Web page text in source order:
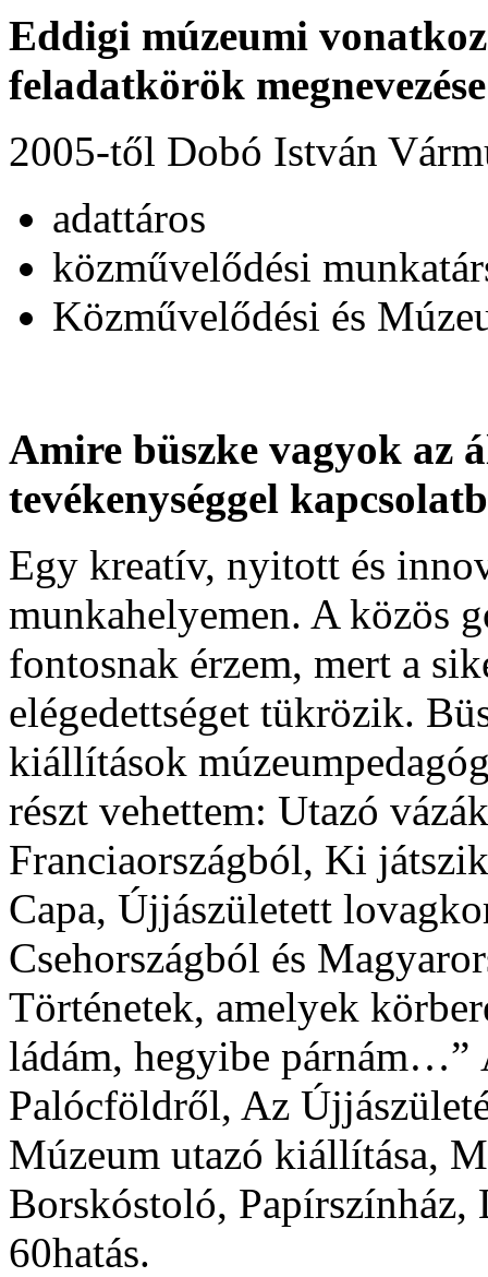
Eddigi múzeumi
feladatkörök megnevezése
2005-től Dobó István
adattáros
közművelődési
Közművelődési és
Amire büszke vagyok az
tevékenységgel
Egy kreatív, nyitott és
munkahelyemen. A közös
fontosnak érzem, mert a
elégedettséget tükrözik.
kiállítások
részt vehettem: Utazó
Franciaországból, Ki
Capa, Újjászületett
Csehországból és
Történetek, amelyek
ládám, hegyibe párnám…”
Palócföldről, Az
Múzeum utazó kiállítása,
Borskóstoló, Papírszínház,
60hatás.